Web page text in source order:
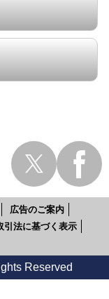
広告のご案内
引法に基づく表示
Reserved